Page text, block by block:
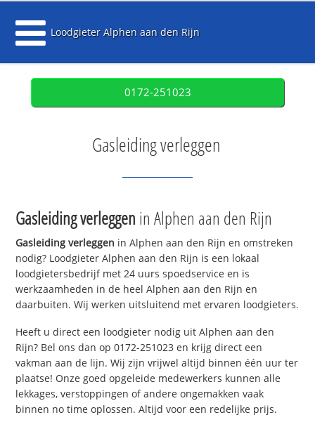
Loodgieter Alphen aan den Rijn
0172-251023
Gasleiding verleggen
Gasleiding verleggen in Alphen aan den Rijn
Gasleiding verleggen in Alphen aan den Rijn en omstreken
nodig? Loodgieter Alphen aan den Rijn is een lokaal
loodgietersbedrijf met 24 uurs spoedservice en is
werkzaamheden in de heel Alphen aan den Rijn en
daarbuiten. Wij werken uitsluitend met ervaren loodgieters.
Heeft u direct een loodgieter nodig uit Alphen aan den
Rijn? Bel ons dan op 0172-251023 en krijg direct een
vakman aan de lijn. Wij zijn vrijwel altijd binnen één uur ter
plaatse! Onze goed opgeleide medewerkers kunnen alle
lekkages, verstoppingen of andere ongemakken vaak
binnen no time oplossen. Altijd voor een redelijke prijs.